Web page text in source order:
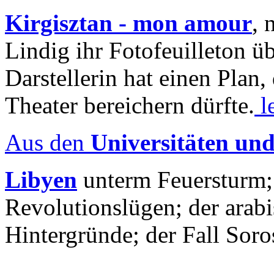
Kirgisztan - mon amour,
Lindig ihr Fotofeuilleton
Darstellerin hat einen Plan,
Theater bereichern dürfte.
Aus den Universitäten
Libyen unterm
Revolutionslügen; der
Hintergründe; der Fall